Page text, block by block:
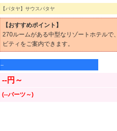
【パタヤ】サウスパタヤ
【おすすめポイント】
270ルームがある中型なリゾートホテルで
ビティをご案内できます。
--
--円～
(--バーツ～)